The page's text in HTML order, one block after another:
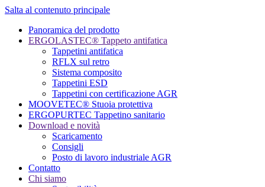
Salta al contenuto principale
Panoramica del prodotto
ERGOLASTEC® Tappeto antifatica
Tappetini antifatica
RFLX sul retro
Sistema composito
Tappetini ESD
Tappetini con certificazione AGR
MOOVETEC® Stuoia protettiva
ERGOPURTEC Tappetino sanitario
Download e novità
Scaricamento
Consigli
Posto di lavoro industriale AGR
Contatto
Chi siamo